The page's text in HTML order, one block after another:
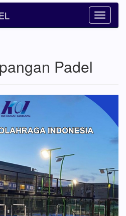
Toggle
Padel